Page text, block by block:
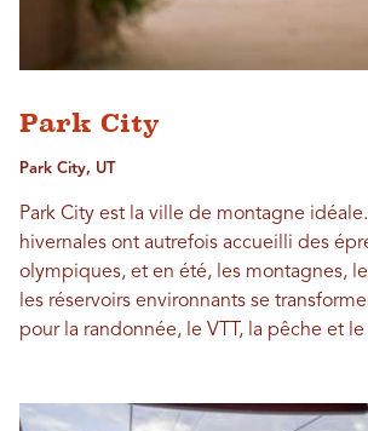
Park City
Park City, UT
Park City est la ville de montagne
hivernales ont autrefois accueilli des
olympiques, et en été, les montagnes,
les réservoirs environnants se
pour la randonnée, le VTT, la pêche et